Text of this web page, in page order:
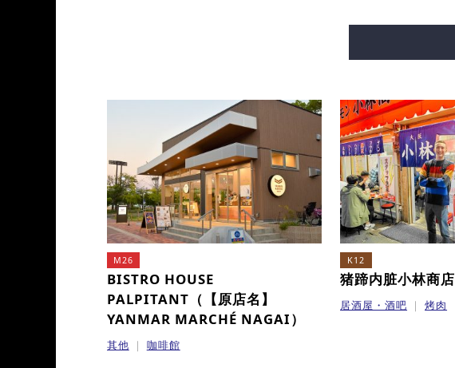
新电车
M26
BISTRO HOUSE
PALPITANT（【原店名】
YANMAR MARCHÉ NAGAI）
其他 咖啡館
K12
猪蹄内脏小林商店
居酒屋・酒吧 烤肉